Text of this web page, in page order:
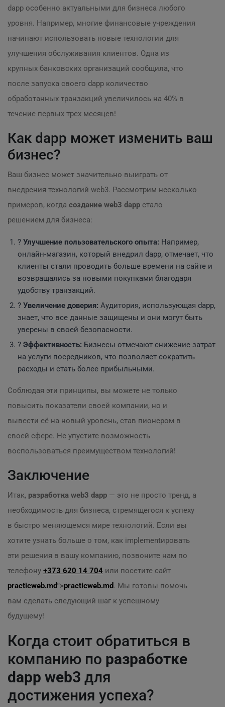
dapp особенно актуальными для бизнеса любого
уровня. Например, многие финансовые учреждения
начинают использовать новые технологии для
улучшения обслуживания клиентов. Одна из
крупных банковских организаций сообщила, что
после запуска своего dapp количество
обработанных транзакций увеличилось на 40% в
течение первых трех месяцев!
Как dapp может изменить ваш
бизнес?
Ваш бизнес может значительно выиграть от
внедрения технологий web3. Рассмотрим несколько
примеров, когда создание web3 dapp стало
решением для бизнеса:
? Улучшение пользовательского опыта: Например,
онлайн-магазин, который внедрил dapp, отмечает, что
клиенты стали проводить больше времени на сайте и
возвращались за новыми покупками благодаря
удобству транзакций.
? Увеличение доверия: Аудитория, использующая dapp,
знает, что все данные защищены и они могут быть
уверены в своей безопасности.
? Эффективность: Бизнесы отмечают снижение затрат
на услуги посредников, что позволяет сократить
расходы и стать более прибыльными.
Соблюдая эти принципы, вы можете не только
повысить показатели своей компании, но и
вывести её на новый уровень, став пионером в
своей сфере. Не упустите возможность
воспользоваться преимуществом технологий!
Заключение
Итак, разработка web3 dapp — это не просто тренд, а
необходимость для бизнеса, стремящегося к успеху
в быстро меняющемся мире технологий. Если вы
хотите узнать больше о том, как implementировать
эти решения в вашу компанию, позвоните нам по
телефону +373 620 14 704 или посетите сайт
practicweb.md">practicweb.md. Мы готовы помочь
вам сделать следующий шаг к успешному
будущему!
Когда стоит обратиться в
компанию по разработке
dapp web3 для
достижения успеха?